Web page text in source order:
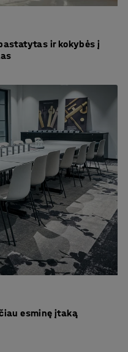
ir kokybės į
esminę įtaką